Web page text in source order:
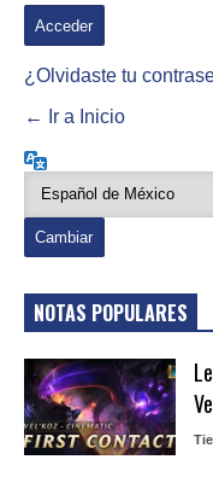
¿Olvidaste tu
← Ir a Inicio
NOTAS POPULARES